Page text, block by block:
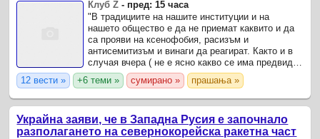
Клуб Z - пред: 15 часа
"В традициите на нашите институции и на
нашето общество е да не приемат каквито и да
са прояви на ксенофобия, расизъм и
антисемитизъм и винаги да реагират. Както и в
случая вчера ( не е ясно какво се има предвид
под вчера - бел. ред.
12 вести » +6 теми » сумирано » прашања »
Украйна заяви, че в Западна Русия е започнало
разполагането на севернокорейска ракетна част